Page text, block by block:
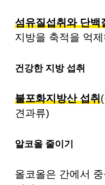
섬유질섭취와 단백
지방을 축적을 억
건강한 지방 섭취
불포화지방산 섭취
견과류)
알코올 줄이기
올코올은 간에서